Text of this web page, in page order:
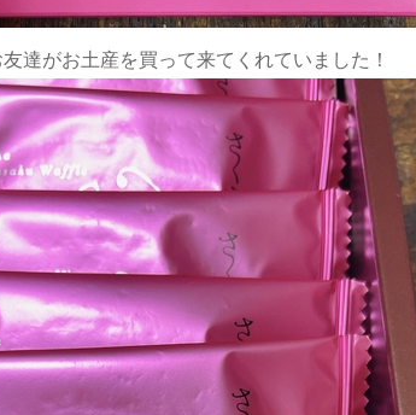
達がお土産を買って来てくれていました！